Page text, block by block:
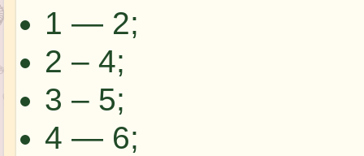
1 — 2;
2 – 4;
3 – 5;
4 — 6;